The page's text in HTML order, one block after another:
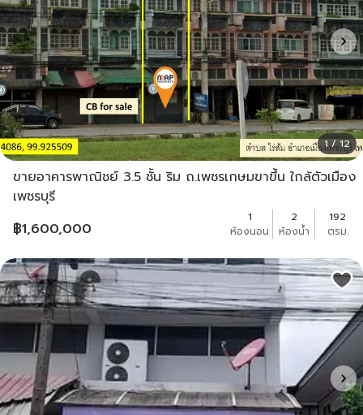
1 / 12
ขายอาคารพาณิชย์ 3.5 ชั้น ริม ถ.เพชรเกษมขาขึ้น ใกล้ตัวเมือง
เพชรบุรี
฿1,600,000
1
ห้องนอน
2
ห้องน้ำ
192
ตรม.